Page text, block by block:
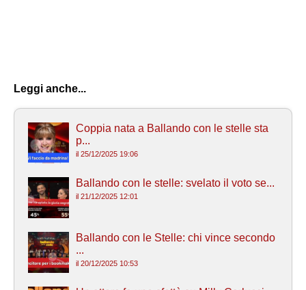
Leggi anche...
Coppia nata a Ballando con le stelle sta
p...
il 25/12/2025 19:06
Ballando con le stelle: svelato il voto se...
il 21/12/2025 12:01
Ballando con le Stelle: chi vince secondo
...
il 20/12/2025 10:53